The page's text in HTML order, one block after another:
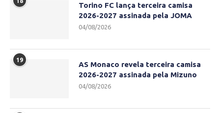
Torino FC lança terceira camisa
2026-2027 assinada pela JOMA
04/08/2026
19
AS Monaco revela terceira camisa
2026-2027 assinada pela Mizuno
04/08/2026